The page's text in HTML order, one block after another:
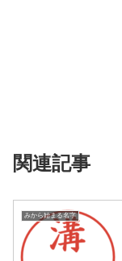
関連記事
みから始まる名字